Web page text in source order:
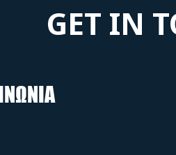
GET IN